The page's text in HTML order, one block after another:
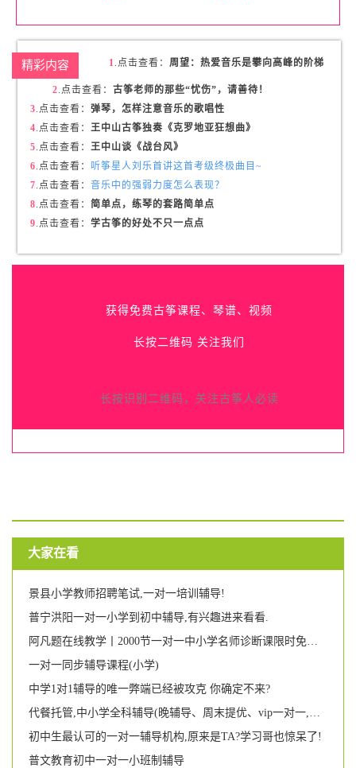
精彩内容 1.点击查看： 周望：热爱音乐是攀向高峰的阶梯
2.点击查看 ： 古筝老师的那些“忧伤”，请善待！
3.点击查看 ： 弹琴，怎样注意音乐的歌唱性
4.点击查看 ： 王中山古筝独奏《克罗地亚狂想曲》
5.点击查看 ： 王中山谈《战台风》
6.点击查看 ： 听筝星人刘乐首讲这首考级终极曲目~
7.点击查看 ： 音乐中的强弱力度怎么表现？
8.点击查看 ： 简单点，练琴的套路简单点
9.点击查看 ： 学古筝的好处不只一点点
获得免费古筝课程、琴谱、视频
长按二维码 关注我们
长按识别二维码，关注古筝人必读
大家在看
景县小学教师招聘笔试,一对一培训辅导!
普宁洪阳一对一小学到初中辅导,有兴趣进来看看.
一对一同步辅导课程(小学)
中学1对1辅导的唯一弊端已经被攻克 你确定不来?
初中生最认可的一对一辅导机构,原来是TA?学习哥也惊呆了!
普文教育初中一对一小班制辅导